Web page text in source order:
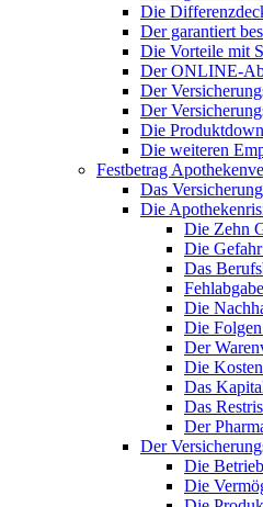
Die
Der garantiert
Die Vorteile mit
Der ONLINE-
Der
Der
Die
Die weiteren
Festbetrag
Das
Die
Die Zehn
Die
Das
Die
Die
Der
Die
Das
Das
Der
Der
Die
Die